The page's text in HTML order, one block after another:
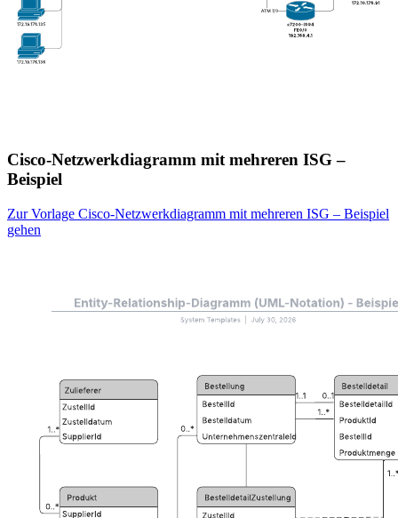
Cisco-Netzwerkdiagramm mit mehreren ISG –
Beispiel
Zur Vorlage Cisco-Netzwerkdiagramm mit mehreren ISG – Beispiel
gehen